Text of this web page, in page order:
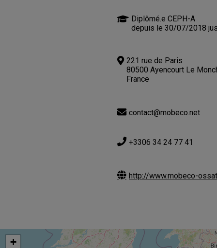
Diplômé.e CEPH-A
depuis le 30/07/2018
221 rue de Paris
80500 Ayencourt Le
France
contact@mobeco.net
+3306 34 24 77 41
http://www.mobeco-
+